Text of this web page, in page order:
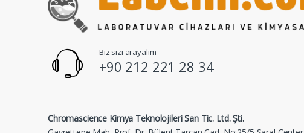
Biz sizi arayalım
+90 212 221 28 34
Chromascience Kimya Teknolojileri San Tic. Ltd. Şti.